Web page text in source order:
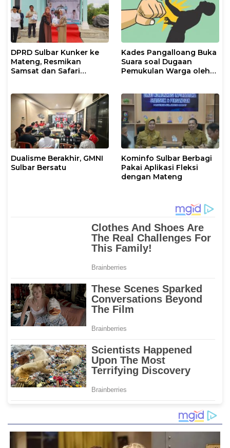
DPRD Sulbar Kunker ke
Mateng, Resmikan
Samsat dan Safari
Kades Pangalloang Buka
Suara soal Dugaan
Pemukulan Warga oleh
Dualisme Berakhir, GMNI
Sulbar Bersatu
Kominfo Sulbar Berbagi
Pakai Aplikasi Fleksi
dengan Mateng